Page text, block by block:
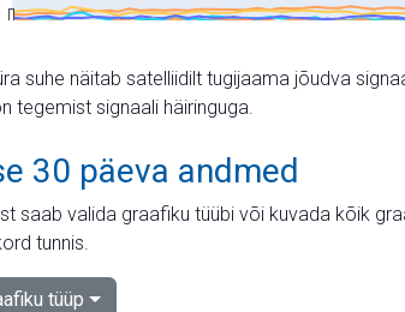
suhe näitab satelliidilt tugijaama jõudva
tegemist signaali häiringuga.
30 päeva andmed
saab valida graafiku tüübi või kuvada kõik
tunnis.
tüüp